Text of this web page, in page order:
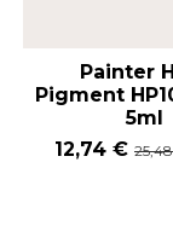
Painter
Pigment
5ml
12,74 €